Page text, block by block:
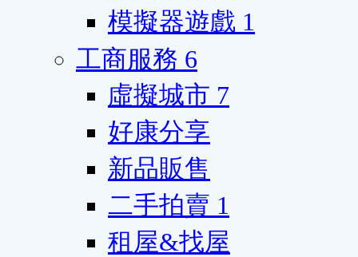
模擬器遊戲 1
工商服務 6
虛擬城市 7
好康分享
新品販售
二手拍賣 1
租屋&找屋